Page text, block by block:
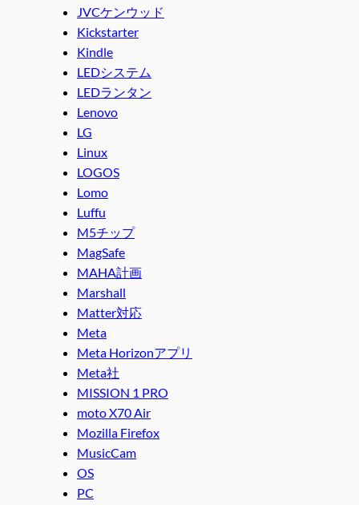
JVCケンウッド
Kickstarter
Kindle
LEDシステム
LEDランタン
Lenovo
LG
Linux
LOGOS
Lomo
Luffu
M5チップ
MagSafe
MAHA計画
Marshall
Matter対応
Meta
Meta Horizonアプリ
Meta社
MISSION 1 PRO
moto X70 Air
Mozilla Firefox
MusicCam
OS
PC